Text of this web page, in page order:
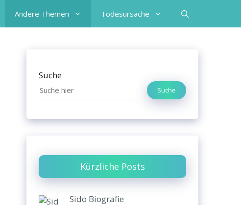
Andere Themen Todesursache
Suche
Suche
Kürzliche Posts
Sido Biografie